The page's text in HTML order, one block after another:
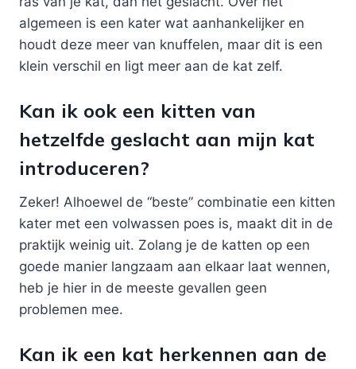
algemeen is een kater wat aanhankelijker en
houdt deze meer van knuffelen, maar dit is een
klein verschil en ligt meer aan de kat zelf.
Kan ik ook een kitten van
hetzelfde geslacht aan mijn kat
introduceren?
Zeker! Alhoewel de “beste” combinatie een kitten
kater met een volwassen poes is, maakt dit in de
praktijk weinig uit. Zolang je de katten op een
goede manier langzaam aan elkaar laat wennen,
heb je hier in de meeste gevallen geen
problemen mee.
Kan ik een kat herkennen aan de